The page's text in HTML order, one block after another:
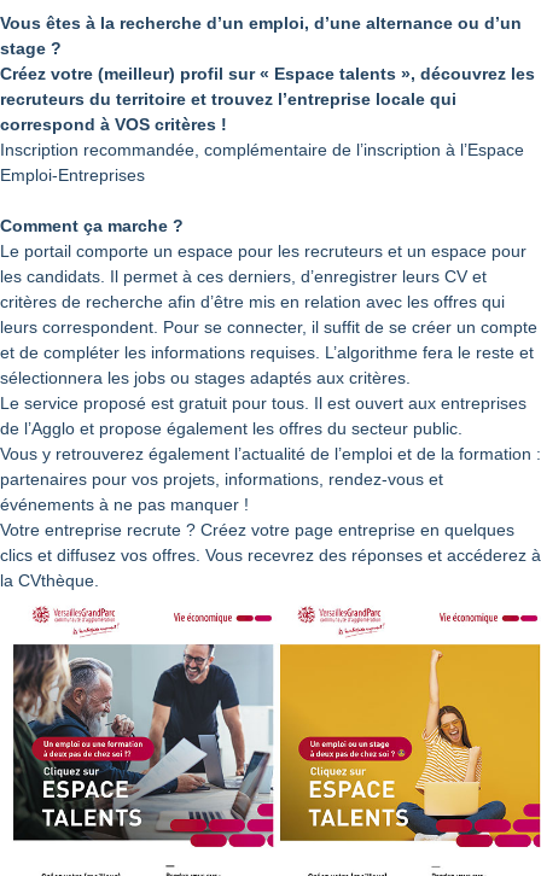
Vous êtes à la recherche d’un emploi, d’une alternance ou d’un
stage ?
Créez votre (meilleur) profil sur « Espace talents », découvrez les
recruteurs du territoire et trouvez l’entreprise locale qui
correspond à VOS critères !
Inscription recommandée, complémentaire de l’inscription à l’Espace
Emploi-Entreprises
Comment ça marche ?
Le portail comporte un espace pour les recruteurs et un espace pour
les candidats. Il permet à ces derniers, d’enregistrer leurs CV et
critères de recherche afin d’être mis en relation avec les offres qui
leurs correspondent. Pour se connecter, il suffit de se créer un compte
et de compléter les informations requises. L’algorithme fera le reste et
sélectionnera les jobs ou stages adaptés aux critères.
Le service proposé est gratuit pour tous. Il est ouvert aux entreprises
de l’Agglo et propose également les offres du secteur public.
Vous y retrouverez également l’actualité de l’emploi et de la formation :
partenaires pour vos projets, informations, rendez-vous et
événements à ne pas manquer !
Votre entreprise recrute ? Créez votre page entreprise en quelques
clics et diffusez vos offres. Vous recevrez des réponses et accéderez à
la CVthèque.